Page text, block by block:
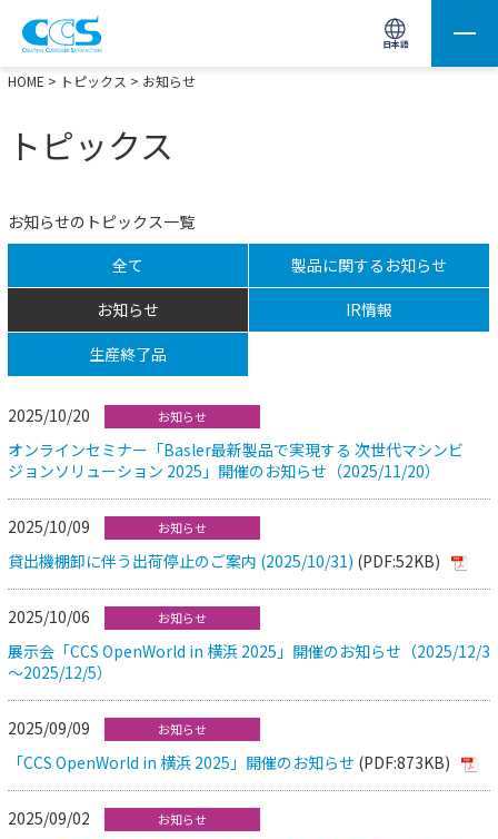
日本語
画像処理用の製品検索 サイト内検索(Enterで実行)
HOME > トピックス > お知らせ
トピックス
お知らせのトピックス一覧
全て
製品に関するお知らせ
お知らせ
IR情報
生産終了品
2025/10/20 お知らせ
オンラインセミナー「Basler最新製品で実現する 次世代マシンビ
ジョンソリューション 2025」開催のお知らせ（2025/11/20）
2025/10/09 お知らせ
貸出機棚卸に伴う出荷停止のご案内 (2025/10/31) (PDF:52KB)
2025/10/06 お知らせ
展示会「CCS OpenWorld in 横浜 2025」開催のお知らせ（2025/12/3
～2025/12/5）
2025/09/09 お知らせ
「CCS OpenWorld in 横浜 2025」開催のお知らせ (PDF:873KB)
2025/09/02 お知らせ